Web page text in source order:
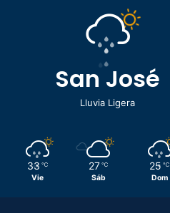
San José
Lluvia Ligera
33 ℃
Vie
27 ℃
Sáb
25 ℃
Dom